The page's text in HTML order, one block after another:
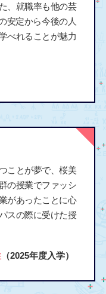
、就職率も他の芸
安定から今後の人
べれることが魅力
ことが夢で、桜美
の授業でファッシ
があったことに心
スの際に受けた授
（2025年度入学）